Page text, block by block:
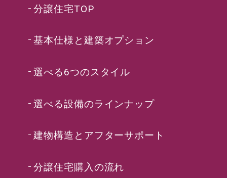
分譲住宅TOP
基本仕様と建築オプション
選べる6つのスタイル
選べる設備のラインナップ
建物構造とアフターサポート
分譲住宅購入の流れ